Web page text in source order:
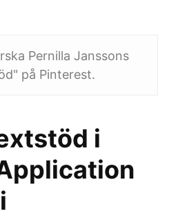
Pernilla Janssons
på Pinterest.
i